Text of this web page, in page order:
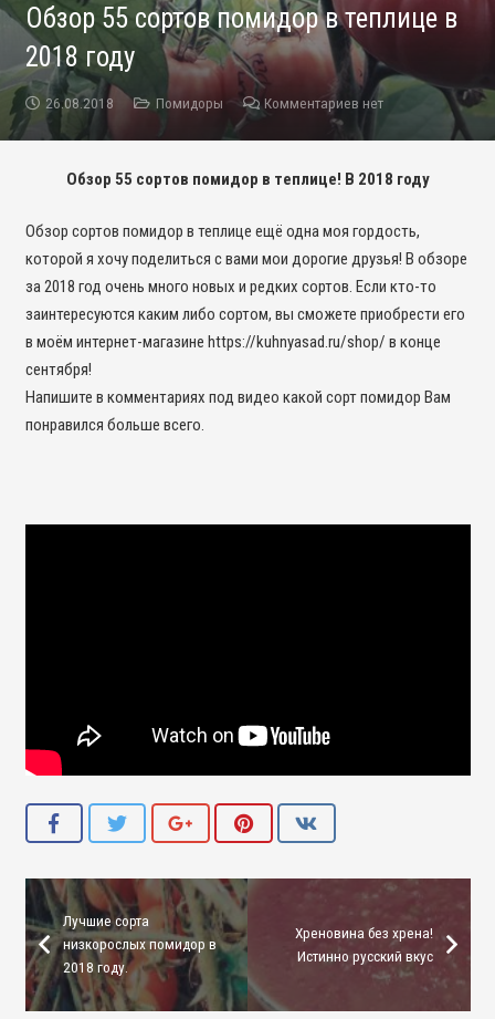
❅
Обзор 55 сортов помидор в теплице в
2018 году
26.08.2018 Помидоры Комментариев нет
Обзор 55 сортов помидор в теплице! В 2018 году
Обзор сортов помидор в теплице ещё одна моя гордость,
которой я хочу поделиться с вами мои дорогие друзья! В обзоре
за 2018 год очень много новых и редких сортов. Если кто-то
заинтересуются каким либо сортом, вы сможете приобрести его
в моём интернет-магазине https://kuhnyasad.ru/shop/ в конце
сентября!
Напишите в комментариях под видео какой сорт помидор Вам
понравился больше всего.
Хреновина без хрена!
Истинно русский вкус
Лучшие сорта
низкорослых помидор в
2018 году.